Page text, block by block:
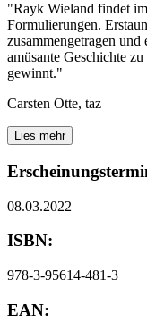
"Rayk Wieland findet
Formulierungen.
zusammengetragen
amüsante Geschichte
gewinnt."
Carsten Otte, taz
Lies mehr
08.03.2022
ISBN:
978-3-95614-481-3
EAN: